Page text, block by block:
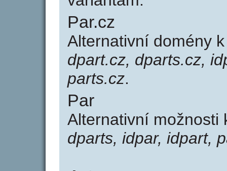
Par.cz
Alternativní domény
dpart.cz, dparts.cz,
parts.cz.
Par
Alternativní
dparts, idpar, idpart,